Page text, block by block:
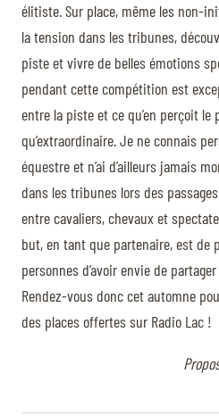
élitiste. Sur place, même les non-
la tension dans les tribunes,
piste et vivre de belles émotions
pendant cette compétition est
entre la piste et ce qu’en perçoit
qu’extraordinaire. Je ne connais
équestre et n’ai d’ailleurs jamais
dans les tribunes lors des
entre cavaliers, chevaux et
but, en tant que partenaire, est de
personnes d’avoir envie de
Rendez-vous donc cet automne
des places offertes sur Radio Lac !